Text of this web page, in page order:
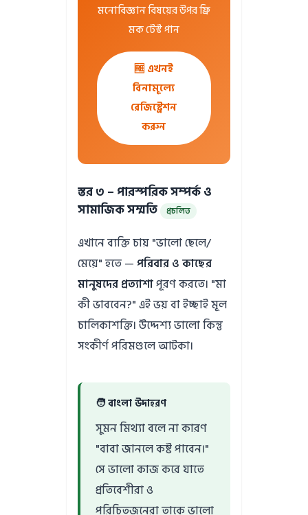
মনোবিজ্ঞান বিষয়ের উপর ফ্রি
মক টেস্ট পান
🆓 এখনই
বিনামূল্যে
রেজিস্ট্রেশন
করুন
স্তর ৩ – পারস্পরিক সম্পর্ক ও
সামাজিক সম্মতি
প্রচলিত
এখানে ব্যক্তি চায় "ভালো ছেলে/
মেয়ে" হতে — পরিবার ও কাছের
মানুষদের প্রত্যাশাপূরণ করতে। "মা
কী ভাববেন?" এই ভয় বা ইচ্ছাই মূল
চালিকাশক্তি। উদ্দেশ্য ভালো কিন্তু
সংকীর্ণ পরিমণ্ডলে আটকা।
🧑 বাংলা উদাহরণ
সুমন মিথ্যা বলে না কারণ
"বাবা জানলে কষ্ট পাবেন।"
সে ভালো কাজ করে যাতে
প্রতিবেশীরা ও
পরিচিতজনেরা তাকে ভালো